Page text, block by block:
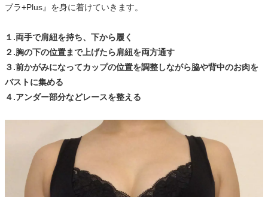
ブラ+Plus』を身に着けていきます。
１.両手で肩紐を持ち、下から履く
２.胸の下の位置まで上げたら肩紐を両方通す
３.前かがみになってカップの位置を調整しながら脇や背中のお肉を
バストに集める
４.アンダー部分などレースを整える